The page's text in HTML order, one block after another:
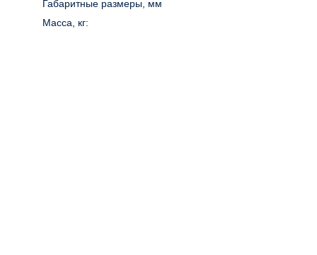
Габаритные размеры, мм
Масса, кг: